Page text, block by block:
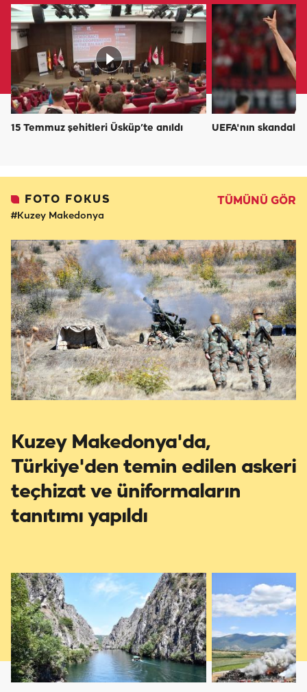
15 Temmuz şehitleri Üsküp’te anıldı UEFA'nın skandal
FOTO FOKUS TÜMÜNÜ GÖR
#Kuzey Makedonya
Kuzey Makedonya'da,
Türkiye'den temin edilen askeri
teçhizat ve üniformaların
tanıtımı yapıldı